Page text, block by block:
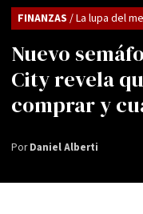
Nuevo
City revela
comprar y
FINANZAS / La lupa del
PorDaniel Alberti